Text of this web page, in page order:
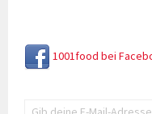
1001food bei